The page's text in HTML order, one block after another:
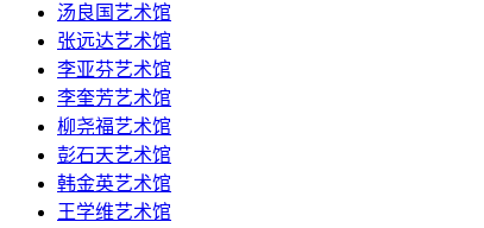
汤良国艺术馆
张远达艺术馆
李亚芬艺术馆
李奎芳艺术馆
柳尧福艺术馆
彭石天艺术馆
韩金英艺术馆
王学维艺术馆